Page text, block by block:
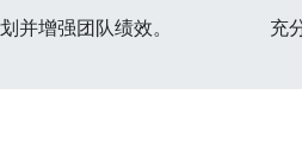
并增强团队绩效。 充